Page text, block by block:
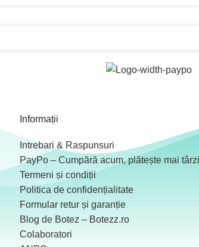
Informații
Intrebari & Raspunsuri
PayPo – Cumpără acum, plătește mai
Termeni și condiții
Politica de confidențialitate
Formular retur și garanție
Blog de Botez – Botezz.ro
Colaboratori